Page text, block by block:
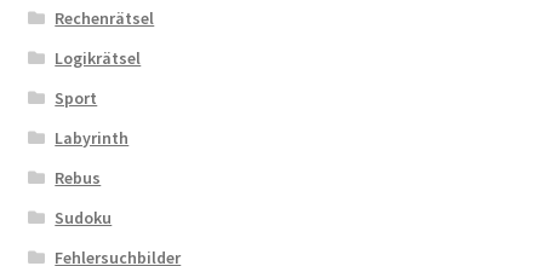
Rechenrätsel
Logikrätsel
Sport
Labyrinth
Rebus
Sudoku
Fehlersuchbilder